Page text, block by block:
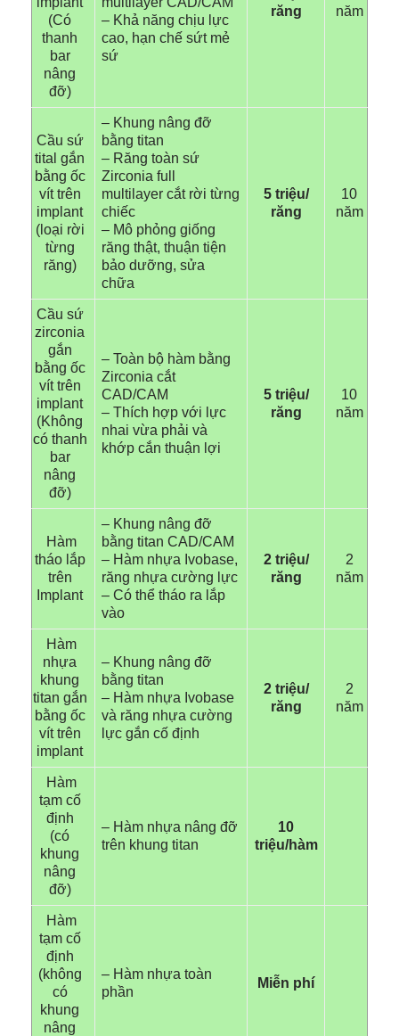
(Có
thanh
bar
nâng
đỡ)
– Khả năng chịu lực
cao, hạn chế sứt mẻ
sứ
răng
năm
Cầu sứ
tital gắn
bằng ốc
vít trên
implant
(loại rời
từng
răng)
– Khung nâng đỡ
bằng titan
– Răng toàn sứ
Zirconia full
multilayer cắt rời từng
chiếc
– Mô phỏng giống
răng thật, thuận tiện
bảo dưỡng, sửa
chữa
5 triệu/
răng
10
năm
Cầu sứ
zirconia
gắn
bằng ốc
vít trên
implant
(Không
có thanh
bar
nâng
đỡ)
– Toàn bộ hàm bằng
Zirconia cắt
CAD/CAM
– Thích hợp với lực
nhai vừa phải và
khớp cắn thuận lợi
5 triệu/
răng
10
năm
Hàm
tháo lắp
trên
Implant
– Khung nâng đỡ
bằng titan CAD/CAM
– Hàm nhựa Ivobase,
răng nhựa cường lực
– Có thể tháo ra lắp
vào
2 triệu/
răng
2
năm
Hàm
nhựa
khung
titan gắn
bằng ốc
vít trên
implant
– Khung nâng đỡ
bằng titan
– Hàm nhựa Ivobase
và răng nhựa cường
lực gắn cố định
2 triệu/
răng
2
năm
Hàm
tạm cố
định
(có
khung
nâng
đỡ)
– Hàm nhựa nâng đỡ
trên khung titan
10
triệu/hàm
Hàm
tạm cố
định
(không
có
khung
nâng
– Hàm nhựa toàn
phần
Miễn phí